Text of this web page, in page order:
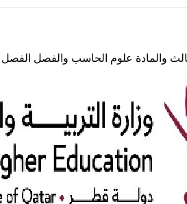
والمادة علوم الحاسب والفصل الفصل